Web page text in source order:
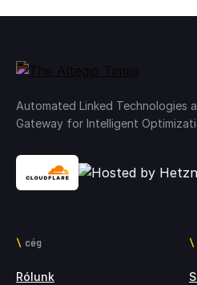
Automated Linked Technologies
Gateway for Intelligent
cég
Rólunk